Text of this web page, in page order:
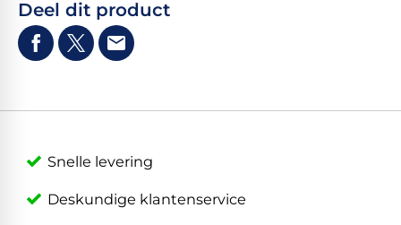
Deel dit product
Snelle levering
Deskundige klantenservice